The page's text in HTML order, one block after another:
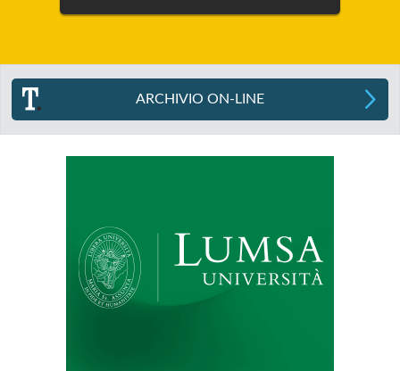
ARCHIVIO ON-LINE